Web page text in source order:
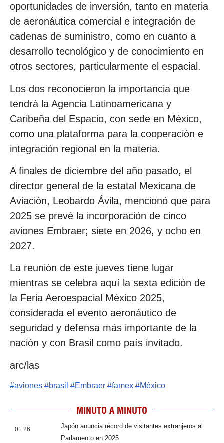
oportunidades de inversión, tanto en materia
de aeronáutica comercial e integración de
cadenas de suministro, como en cuanto a
desarrollo tecnológico y de conocimiento en
otros sectores, particularmente el espacial.
Los dos reconocieron la importancia que
tendrá la Agencia Latinoamericana y
Caribeña del Espacio, con sede en México,
como una plataforma para la cooperación e
integración regional en la materia.
A finales de diciembre del año pasado, el
director general de la estatal Mexicana de
Aviación, Leobardo Ávila, mencionó que para
2025 se prevé la incorporación de cinco
aviones Embraer; siete en 2026, y ocho en
2027.
La reunión de este jueves tiene lugar
mientras se celebra aquí la sexta edición de
la Feria Aeroespacial México 2025,
considerada el evento aeronáutico de
seguridad y defensa más importante de la
nación y con Brasil como país invitado.
arc/las
#aviones #brasil #Embraer #famex #México
MINUTO A MINUTO
01:26
Japón anuncia récord de visitantes extranjeros al
Parlamento en 2025